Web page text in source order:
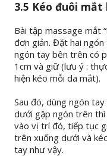
3.5 Kéo đuôi mắt
Bài tập massage mắt
đơn giản. Đặt hai
ngón tay bên trên có
1cm và giữ (lưu ý :
hiện kéo mỗi da mắt).
Sau đó, dùng ngón
dưới gặp ngón trên
vào vị trí đó, tiếp tục
trên xuống dưới và
tay như vậy.